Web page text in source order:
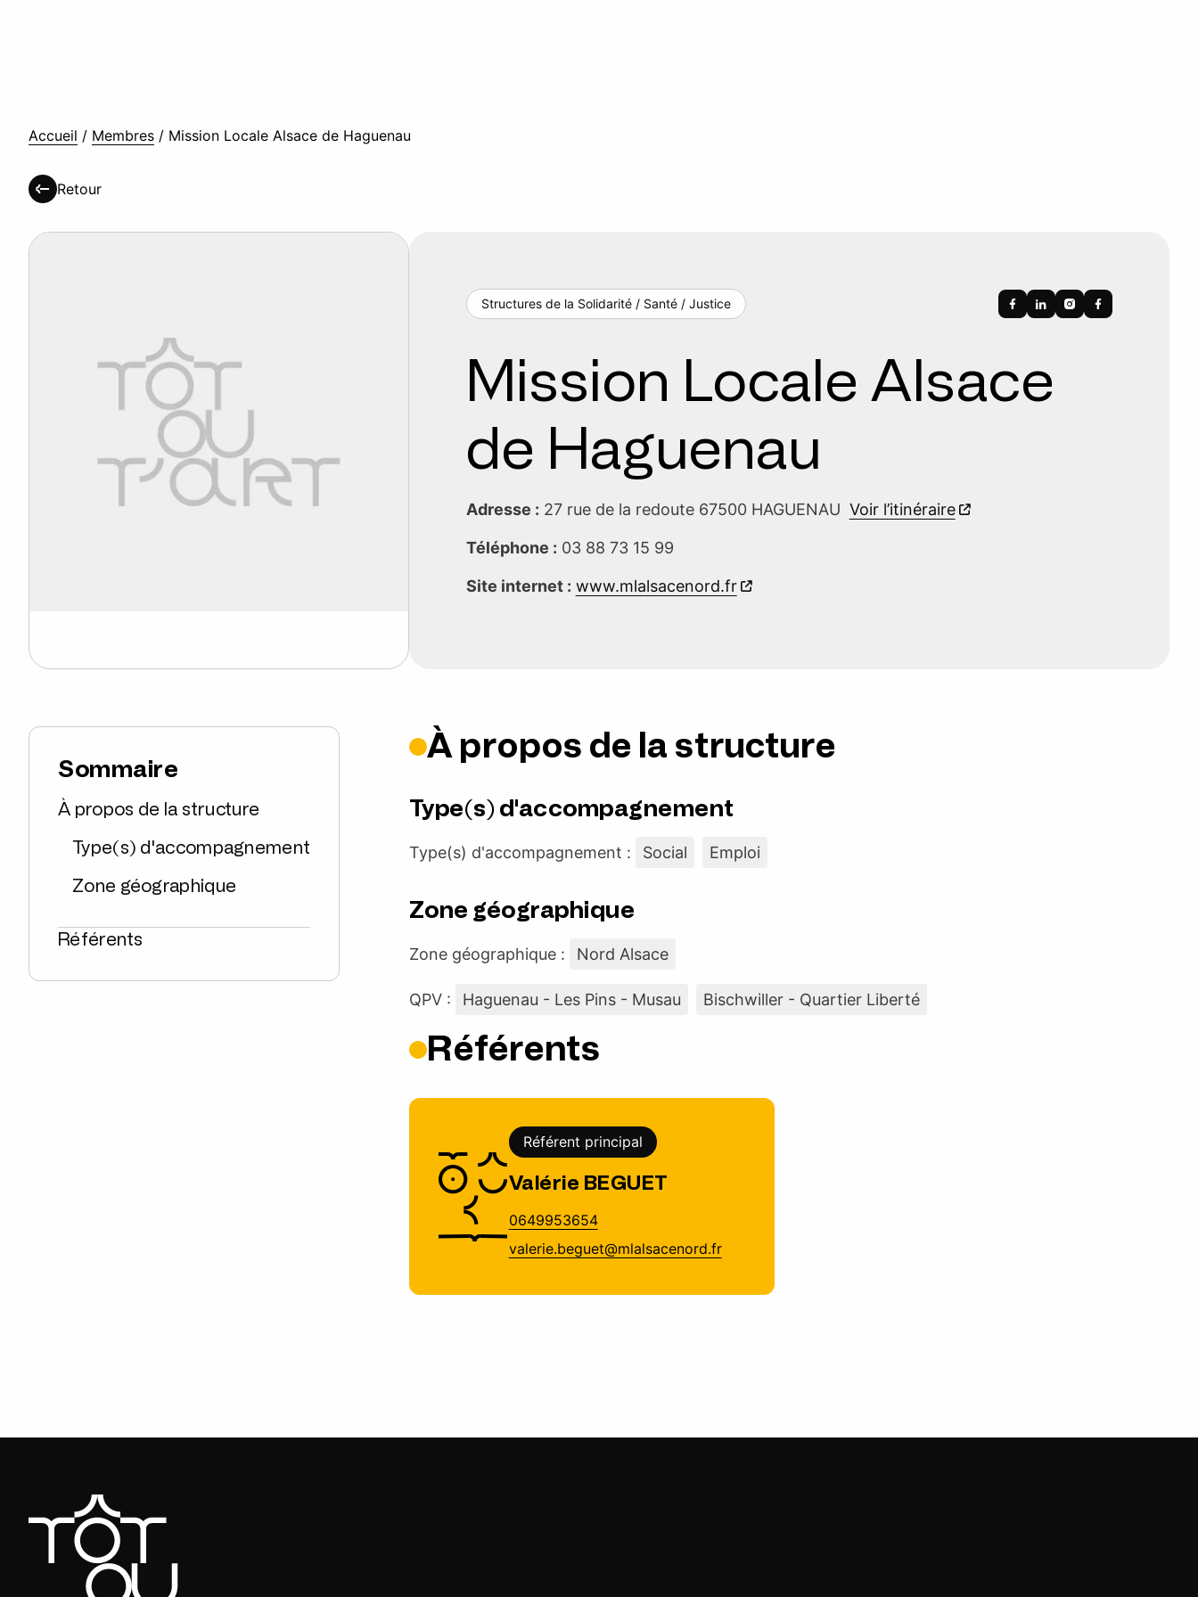
Accueil / Membres / Mission Locale Alsace de Haguenau
Retour
Structures de la Solidarité / Santé / Justice
Mission Locale Alsace
de Haguenau
Adresse : 27 rue de la redoute 67500 HAGUENAU Voir l’itinéraire
Téléphone : 03 88 73 15 99
Site internet : www.mlalsacenord.fr
Sommaire
À propos de la structure
Type(s) d'accompagnement
Zone géographique
Référents
À propos de la structure
Type(s) d'accompagnement
Type(s) d'accompagnement : Social Emploi
Zone géographique
Zone géographique : Nord Alsace
QPV : Haguenau - Les Pins - Musau Bischwiller - Quartier Liberté
Référents
Référent principal
Valérie BEGUET
0649953654
valerie.beguet@mlalsacenord.fr